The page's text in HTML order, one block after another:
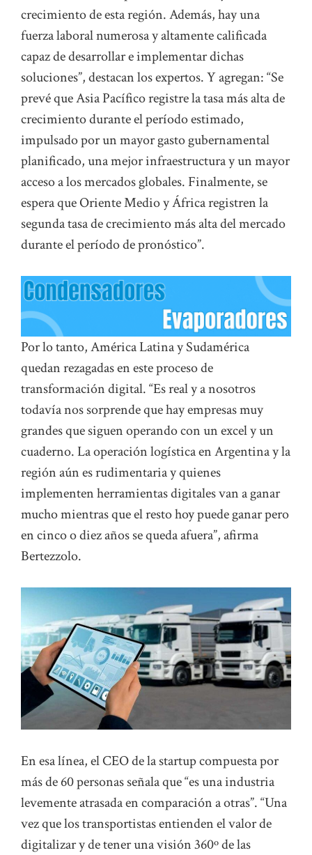
crecimiento de esta región. Además, hay una
fuerza laboral numerosa y altamente calificada
capaz de desarrollar e implementar dichas
soluciones”, destacan los expertos. Y agregan: “Se
prevé que Asia Pacífico registre la tasa más alta de
crecimiento durante el período estimado,
impulsado por un mayor gasto gubernamental
planificado, una mejor infraestructura y un mayor
acceso a los mercados globales. Finalmente, se
espera que Oriente Medio y África registren la
segunda tasa de crecimiento más alta del mercado
durante el período de pronóstico”.
Por lo tanto, América Latina y Sudamérica
quedan rezagadas en este proceso de
transformación digital. “Es real y a nosotros
todavía nos sorprende que hay empresas muy
grandes que siguen operando con un excel y un
cuaderno. La operación logística en Argentina y la
región aún es rudimentaria y quienes
implementen herramientas digitales van a ganar
mucho mientras que el resto hoy puede ganar pero
en cinco o diez años se queda afuera”, afirma
Bertezzolo.
En esa línea, el CEO de la startup compuesta por
más de 60 personas señala que “es una industria
levemente atrasada en comparación a otras”. “Una
vez que los transportistas entienden el valor de
digitalizar y de tener una visión 360º de las